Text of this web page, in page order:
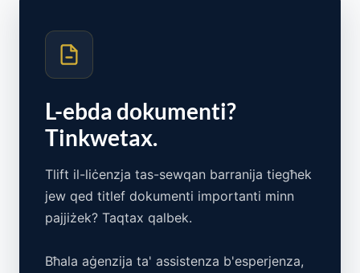
L-ebda dokumenti?
Tinkwetax.
Tlift il-liċenzja tas-sewqan barranija tiegħek
jew qed titlef dokumenti importanti minn
pajjiżek? Taqtax qalbek.
Bħala aġenzija ta' assistenza b'esperjenza,